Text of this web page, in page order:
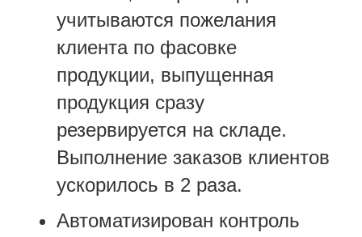
учитываются пожелания
клиента по фасовке
продукции, выпущенная
продукция сразу
резервируется на складе.
Выполнение заказов клиентов
ускорилось в 2 раза.
Автоматизирован контроль